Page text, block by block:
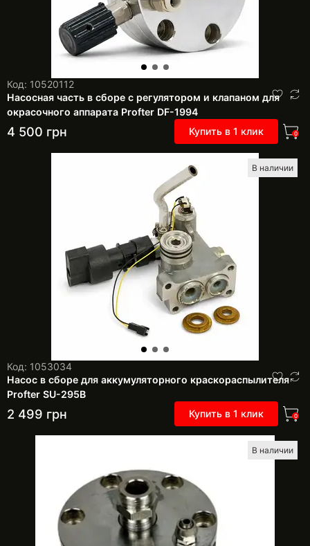
Код: 10520112
Насосная часть в сборе с регулятором и клапаном для
окрасочного аппарата Profter DF-1994
4 500 грн Купить в 1 клик 0
В наличии
Код: 1053034
Насос в сборе для аккумуляторного краскораспылителя
Profter SU-295B
2 499 грн Купить в 1 клик 0
В наличии